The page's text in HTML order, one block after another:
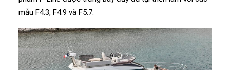
mẫu F4.3, F4.9 và F5.7.